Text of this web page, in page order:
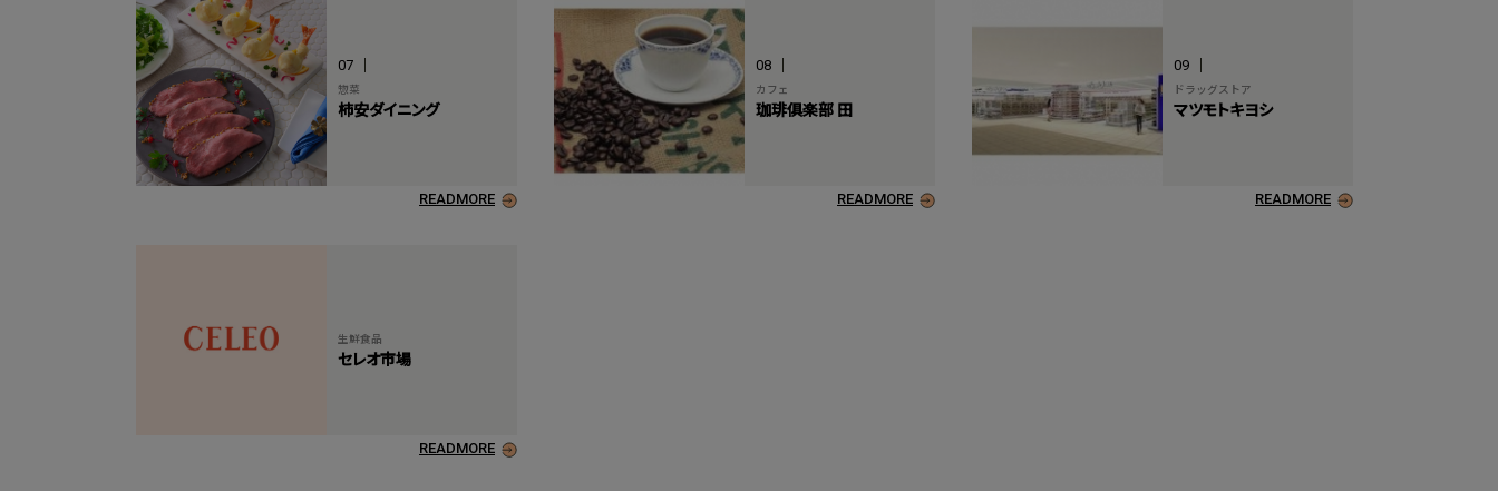
07
惣菜
柿安ダイニング
READMORE
08
カフェ
珈琲俱楽部 田
READMORE
09
ドラッグストア
マツモトキヨシ
READMORE
生鮮食品
セレオ市場
READMORE